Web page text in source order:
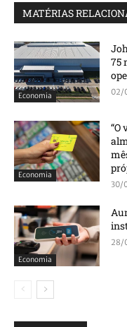
MATÉRIAS
Economia
75
02/
Economia
“O
30/
Economia
28/